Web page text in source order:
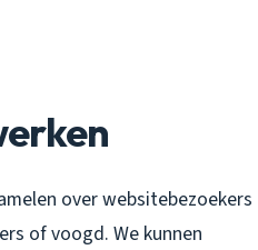
over websitebezoekers
of voogd. We kunnen